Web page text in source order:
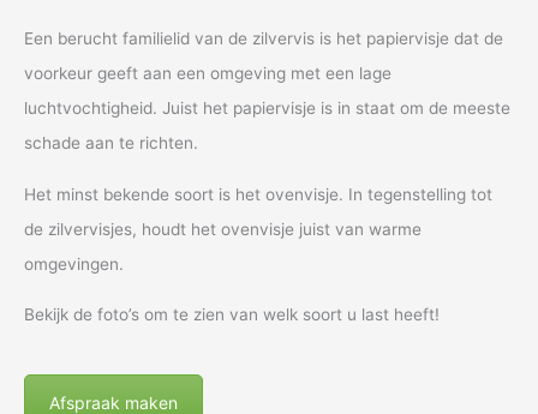
Een berucht familielid van de zilvervis is het papiervisje dat de
voorkeur geeft aan een omgeving met een lage
luchtvochtigheid. Juist het papiervisje is in staat om de meeste
schade aan te richten.
Het minst bekende soort is het ovenvisje. In tegenstelling tot
de zilvervisjes, houdt het ovenvisje juist van warme
omgevingen.
Bekijk de foto’s om te zien van welk soort u last heeft!
Afspraak maken